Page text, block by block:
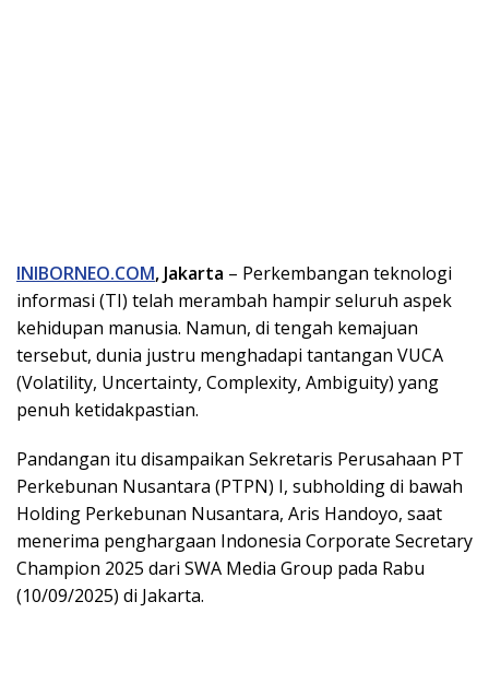
INIBORNEO.COM, Jakarta – Perkembangan teknologi
informasi (TI) telah merambah hampir seluruh aspek
kehidupan manusia. Namun, di tengah kemajuan
tersebut, dunia justru menghadapi tantangan VUCA
(Volatility, Uncertainty, Complexity, Ambiguity) yang
penuh ketidakpastian.
Pandangan itu disampaikan Sekretaris Perusahaan PT
Perkebunan Nusantara (PTPN) I, subholding di bawah
Holding Perkebunan Nusantara, Aris Handoyo, saat
menerima penghargaan Indonesia Corporate Secretary
Champion 2025 dari SWA Media Group pada Rabu
(10/09/2025) di Jakarta.